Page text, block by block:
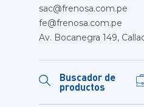
sac@frenosa.com.pe
fe@frenosa.com.pe
Av. Bocanegra 149,
Buscador de
productos